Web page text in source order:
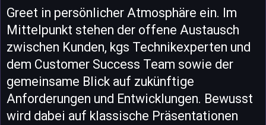
Greet in persönlicher Atmosphäre ein. Im
Mittelpunkt stehen der offene Austausch
zwischen Kunden, kgs Technikexperten und
dem Customer Success Team sowie der
gemeinsame Blick auf zukünftige
Anforderungen und Entwicklungen. Bewusst
wird dabei auf klassische Präsentationen